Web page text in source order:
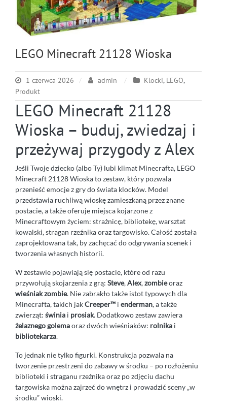
LEGO Minecraft 21128 Wioska
1 czerwca 2026 admin Klocki, LEGO,
Produkt
LEGO Minecraft 21128
Wioska – buduj, zwiedzaj i
przeżywaj przygody z Alex
Jeśli Twoje dziecko (albo Ty) lubi klimat Minecrafta, LEGO
Minecraft 21128 Wioska to zestaw, który pozwala
przenieść emocje z gry do świata klocków. Model
przedstawia ruchliwą wioskę zamieszkaną przez znane
postacie, a także oferuje miejsca kojarzone z
Minecraftowym życiem: strażnicę, bibliotekę, warsztat
kowalski, stragan rzeźnika oraz targowisko. Całość została
zaprojektowana tak, by zachęcać do odgrywania scenek i
tworzenia własnych historii.
W zestawie pojawiają się postacie, które od razu
przywołują skojarzenia z grą: Steve,Alex,zombieoraz
wieśniak zombie. Nie zabrakło także istot typowych dla
Minecrafta, takich jakCreeper™ i enderman, a także
zwierząt: świnia i prosiak. Dodatkowo zestaw zawiera
żelaznego golemaoraz dwóch wieśniaków: rolnika i
bibliotekarza.
To jednak nie tylko figurki. Konstrukcja pozwala na
tworzenie przestrzeni do zabawy w środku – po rozłożeniu
biblioteki i straganu rzeźnika oraz po zdjęciu dachu
targowiska można zajrzeć do wnętrz i prowadzić sceny „w
środku” wioski.